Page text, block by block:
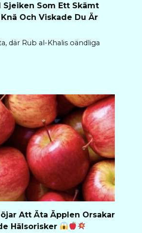
Sjeiken Som Ett Skämt
Och Viskade Du Är
där Rub al-Khalis oändliga
Att Äta Äpplen Orsakar
Hälsorisker